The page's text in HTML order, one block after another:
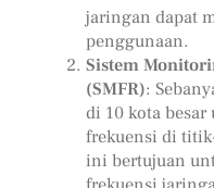
jaringan dapat
penggunaan.
Sistem
(SMFR):
di 10 kota
frekuensi di
ini bertujuan